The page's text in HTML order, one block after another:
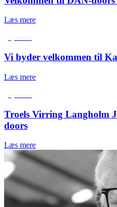
Læs mere
Vi byder velkommen til
Læs mere
Troels Virring Langholm
doors
Læs mere